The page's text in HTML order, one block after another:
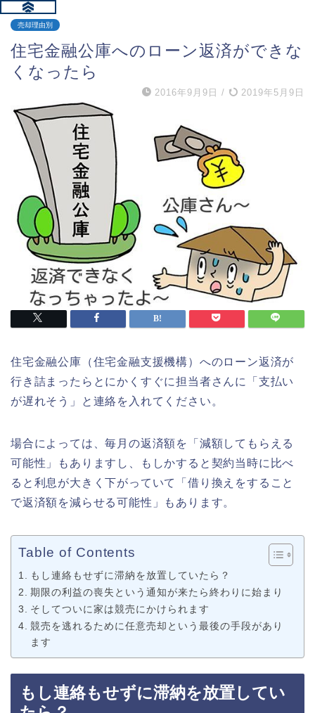
売却理由別
住宅金融公庫へのローン返済ができな
くなったら
2016年9月9日 / 2019年5月9日
住宅金融公庫（住宅金融支援機構）へのローン返済が
行き詰まったらとにかくすぐに担当者さんに「支払い
が遅れそう」と連絡を入れてください。
場合によっては、毎月の返済額を「減額してもらえる
可能性」もありますし、もしかすると契約当時に比べ
ると利息が大きく下がっていて「借り換えをすること
で返済額を減らせる可能性」もあります。
Table of Contents
もし連絡もせずに滞納を放置していたら？
期限の利益の喪失という通知が来たら終わりに始まり
そしてついに家は競売にかけられます
競売を逃れるために任意売却という最後の手段があり
ます
もし連絡もせずに滞納を放置してい